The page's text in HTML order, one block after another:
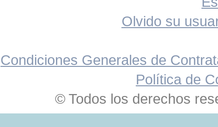
Olvido su
Condiciones Generales de
Política de
© Todos los derechos